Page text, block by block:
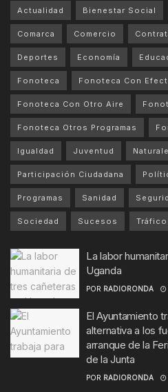
Actualidad Bienestar Social
Comarca Comercio
Deportes Economía
Fonoteca Fonoteca Con
Fonoteca Con Otro Aire
Fonoteca Otros Programas
Igualdad Juventud
Participación Ciudadana
Programas Sanidad
Sociedad Sucesos Tráfico
La labor
Uganda
POR RADIORONDA
El Ayuntamiento
alternativa a los
arranque de la
de la Junta
POR RADIORONDA